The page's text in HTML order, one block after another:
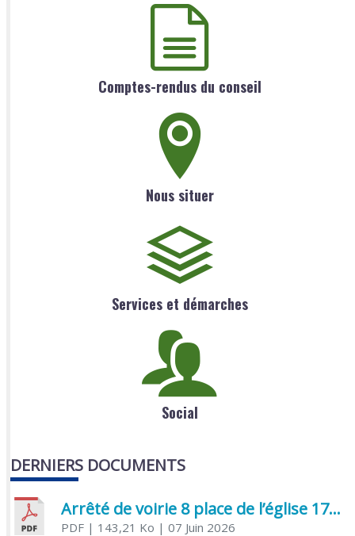
Comptes-rendus du conseil
Nous situer
Services et démarches
Social
DERNIERS DOCUMENTS
Arrêté de voirie 8 place de l’église 17170 Benon
PDF| 143,21 Ko | 07 Juin 2026